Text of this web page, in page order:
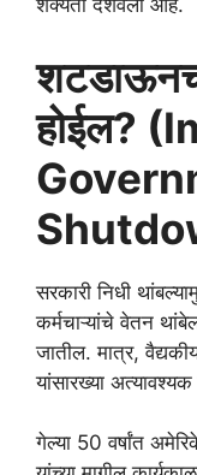
शक्यता दर्शवली आहे.
होईल?
सरकारी निधी
कर्मचाऱ्यांचे वेतन
जातील. मात्र,
यांसारख्या
गेल्या 50 वर्षांत